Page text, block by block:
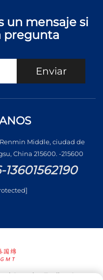
un mensaje si
pregunta
Enviar
Renmin Middle, ciudad de
China 215600. -215600
13601562190
Guomian Trading Co.,